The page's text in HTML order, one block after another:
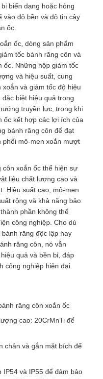
biến dạng hoặc hỏng
vào độ bền và độ tin cậy
ốc.
ốc, dòng sản phẩm
tốc bánh răng côn và
ốc. Những hộp giảm tốc
và hiệu suất, cung
và giảm tốc độ hiệu
biệt hiệu quả trong
truyền lực, trong khi
ốc kết hợp các lợi ích của
bánh răng côn để đạt
mô-men xoắn mượt
xoắn ốc thể hiện sự
liệu chất lượng cao và
Hiệu suất cao, mô-men
rộng và khả năng bảo
phần không thể
công nghiệp. Cho dù
răng độc lập hay
răng côn, nó vẫn
quả và bền bỉ, đáp
công nghiệp hiện đại.
răng côn xoắn ốc
cao: 20CrMnTi để
chân và gắn mặt bích để
IP54 và IP55 để đảm bảo